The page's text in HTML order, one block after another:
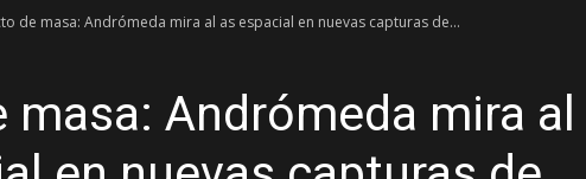
GAME
de masa: Andrómeda mira al as espacial en nuevas capturas de...
masa: Andrómeda mira al